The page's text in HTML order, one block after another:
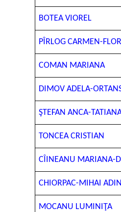
BOTEA VIOREL
PÎRLOG CARMEN-
COMAN MARIANA
DIMOV ADELA-
ŞTEFAN ANCA-
TONCEA CRISTIAN
CÎINEANU MARIANA-
CHIORPAC-MIHAI
MOCANU LUMINIŢA